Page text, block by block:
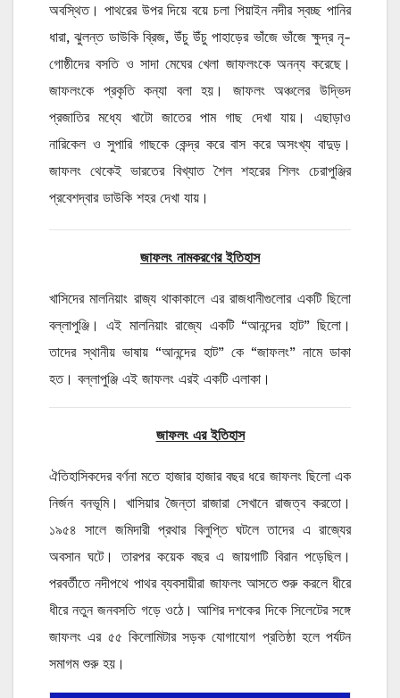
অবস্থিত। পাথরের উপর দিয়ে বয়ে চলা পিয়াইন নদীর স্বচ্ছ পানির
ধারা, ঝুলন্ত ডাউকি ব্রিজ, উঁচু উঁচু পাহাড়ের ভাঁজে ভাঁজে ক্ষুদ্র নৃ-
গোষ্ঠীদের বসতি ও সাদা মেঘের খেলা জাফলংকে অনন্য করেছে।
জাফলংকে প্রকৃতি কন্যা বলা হয়। জাফলং অঞ্চলের উদ্ভিদ
প্রজাতির মধ্যে খাটো জাতের পাম গাছ দেখা যায়। এছাড়াও
নারিকেল ও সুপারি গাছকে কেন্দ্র করে বাস করে অসংখ্য বাদুড়।
জাফলং থেকেই ভারতের বিখ্যাত শৈল শহরের শিলং চেরাপুঞ্জির
প্রবেশদ্বার ডাউকি শহর দেখা যায়।
জাফলং নামকরণের ইতিহাস
খাসিদের মালনিয়াং রাজ্য থাকাকালে এর রাজধানীগুলোর একটি ছিলো
বল্লাপুঞ্জি। এই মালনিয়াং রাজ্যে একটি “আনন্দের হাট” ছিলো।
তাদের স্থানীয় ভাষায় “আনন্দের হাট” কে “জাফলং” নামে ডাকা
হত। বল্লাপুঞ্জি এই জাফলং এরই একটি এলাকা।
জাফলং এর ইতিহাস
ঐতিহাসিকদের বর্ণনা মতে হাজার হাজার বছর ধরে জাফলং ছিলো এক
নির্জন বনভূমি। খাসিয়ার জৈন্তা রাজারা সেখানে রাজত্ব করতো।
১৯৫৪ সালে জমিদারী প্রথার বিলুপ্তি ঘটলে তাদের এ রাজ্যের
অবসান ঘটে। তারপর কয়েক বছর এ জায়গাটি বিরান পড়েছিল।
পরবর্তীতে নদীপথে পাথর ব্যবসায়ীরা জাফলং আসতে শুরু করলে ধীরে
ধীরে নতুন জনবসতি গড়ে ওঠে। আশির দশকের দিকে সিলেটের সঙ্গে
জাফলং এর ৫৫ কিলোমিটার সড়ক যোগাযোগ প্রতিষ্ঠা হলে পর্যটন
সমাগম শুরু হয়।